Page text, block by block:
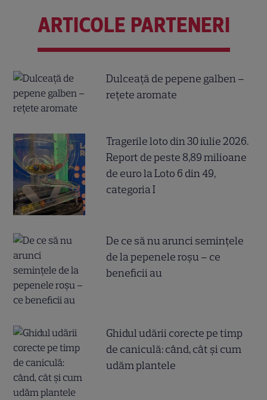
ARTICOLE PARTENERI
Dulceață de pepene galben –
rețete aromate
Tragerile loto din 30 iulie 2026.
Report de peste 8,89 milioane
de euro la Loto 6 din 49,
categoria I
De ce să nu arunci semințele
de la pepenele roșu – ce
beneficii au
Ghidul udării corecte pe timp
de caniculă: când, cât şi cum
udăm plantele